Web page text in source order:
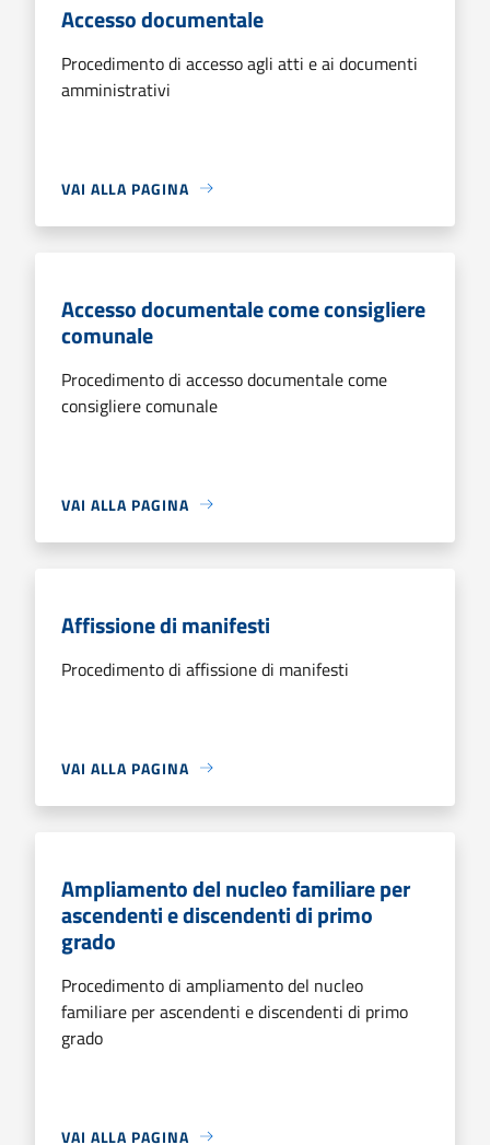
Accesso documentale
Procedimento di accesso agli atti e ai documenti
amministrativi
VAI ALLA PAGINA
Accesso documentale come consigliere
comunale
Procedimento di accesso documentale come
consigliere comunale
VAI ALLA PAGINA
Affissione di manifesti
Procedimento di affissione di manifesti
VAI ALLA PAGINA
Ampliamento del nucleo familiare per
ascendenti e discendenti di primo
grado
Procedimento di ampliamento del nucleo
familiare per ascendenti e discendenti di primo
grado
VAI ALLA PAGINA